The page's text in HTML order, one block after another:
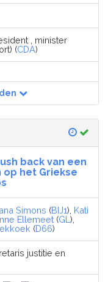
, minister
(CDA)
back van een
op het Griekse
Simons (BIJ1), Kati
Ellemeet (GL ),
(D66)
justitie en